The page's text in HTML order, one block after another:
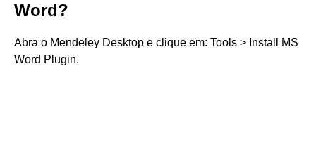
Word?
Abra o Mendeley Desktop e clique em: Tools > Install MS
Word Plugin.